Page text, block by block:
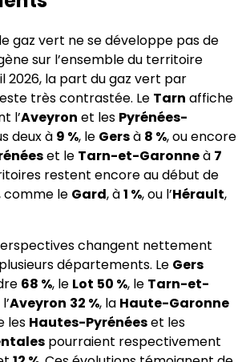
gaz vert ne se développe pas de
sur l’ensemble du territoire
2026, la part du gaz vert par
très contrastée. Le Tarn affiche
l’Aveyron et les Pyrénées-
deux à 9 %, le Gersà 8 %, ou encore
et le Tarn-et-Garonneà 7
restent encore au début de
comme le Gard, à1 %, ou l’Hérault,
changent nettement
départements. Le Gers
68 %, le Lot 50 %, le Tarn-et-
Aveyron 32 %, la Haute-Garonne
les Hautes-Pyrénéeset les
pourraient respectivement